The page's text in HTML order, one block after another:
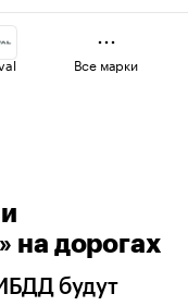
Все марки
на дорогах
будут